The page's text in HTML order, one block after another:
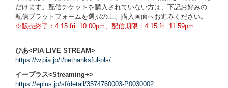
だけます。配信チケットを購入されていない方は、下記お好みの
配信プラットフォームを選択の上、購入画面へお進みください。
※販売終了：4.15 fri. 10:00pm、配信期限：4.15 fri. 11:59pm
ぴあ<PIA LIVE STREAM>
https://w.pia.jp/t/bethanksful-pls/
イープラス<Streaming+>
https://eplus.jp/sf/detail/3574760003-P0030002